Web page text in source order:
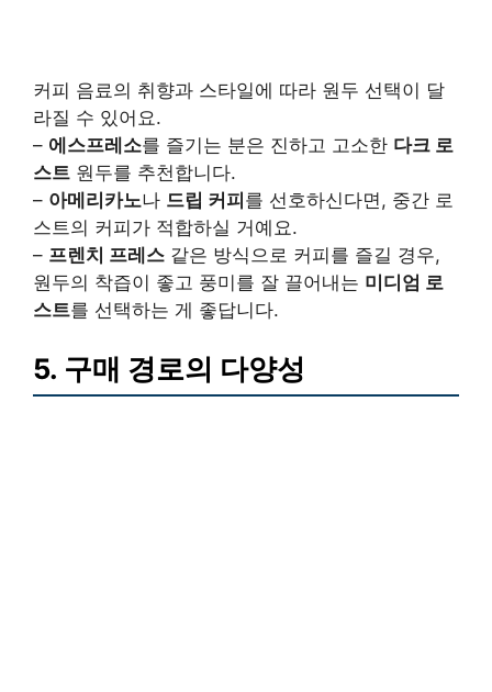
커피 음료의 취향과 스타일에 따라 원두 선택이 달
라질 수 있어요.
– 에스프레소를 즐기는 분은 진하고 고소한 다크 로
스트 원두를 추천합니다.
– 아메리카노나 드립 커피 를 선호하신다면, 중간 로
스트의 커피가 적합하실 거예요.
– 프렌치 프레스 같은 방식으로 커피를 즐길 경우,
원두의 착즙이 좋고 풍미를 잘 끌어내는 미디엄 로
스트를 선택하는 게 좋답니다.
5. 구매 경로의 다양성